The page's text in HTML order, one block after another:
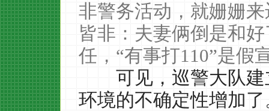
非警务活动，就姗姗
皆非：夫妻俩倒是和
任，“有事打110”是假
可见，巡警大队建
环境的不确定性增加